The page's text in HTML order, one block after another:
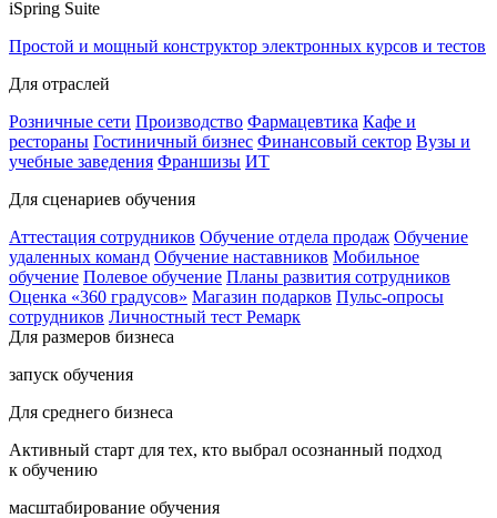
iSpring Suite
Простой и мощный конструктор электронных курсов и тестов
Для отраслей
Розничные сети Производство Фармацевтика Кафе и
рестораны Гостиничный бизнес Финансовый сектор Вузы и
учебные заведения Франшизы ИТ
Для сценариев обучения
Аттестация сотрудников Обучение отдела продаж Обучение
удаленных команд Обучение наставников Мобильное
обучение Полевое обучение Планы развития сотрудников
Оценка «360 градусов» Магазин подарков Пульс-опросы
сотрудников Личностный тест Ремарк
Для размеров бизнеса
запуск обучения
Для среднего бизнеса
Активный старт для тех, кто выбрал осознанный подход
к обучению
масштабирование обучения